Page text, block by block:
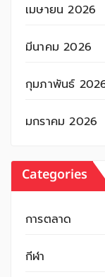
เมษายน 2026
มีนาคม 2026
กุมภาพันธ์
มกราคม 2026
Categories
การตลาด
กีฬา